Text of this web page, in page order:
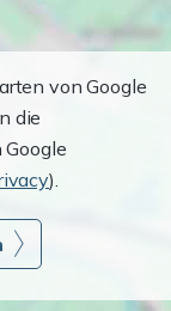
von Google
die
).